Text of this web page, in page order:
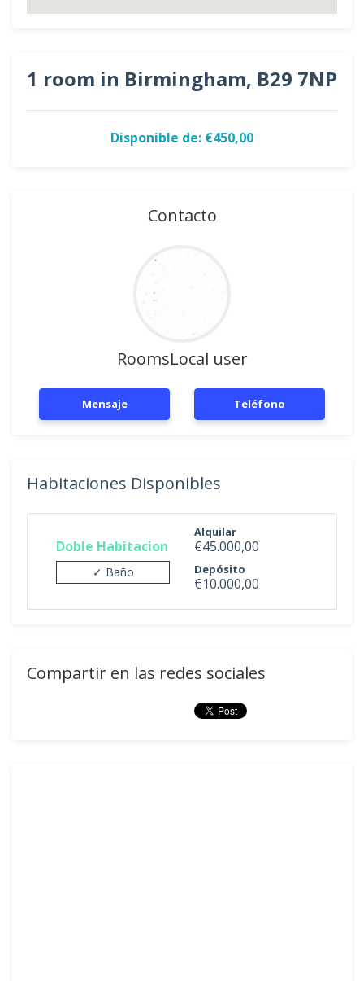
1 room in Birmingham, B29 7NP
Disponible de: €450,00
Contacto
RoomsLocal user
Mensaje Teléfono
Habitaciones Disponibles
Doble Habitacion
✓ Baño
Alquilar
€45.000,00
Depósito
€10.000,00
Compartir en las redes sociales